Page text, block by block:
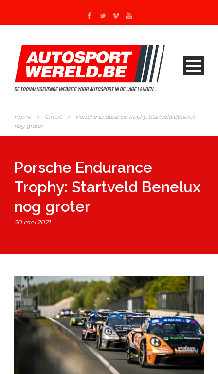
Home > Circuit >
Porsche Endurance Trophy: Startveld Benelux
nog groter
Porsche Endurance
Trophy: Startveld Benelux
nog groter
20 mei 2021